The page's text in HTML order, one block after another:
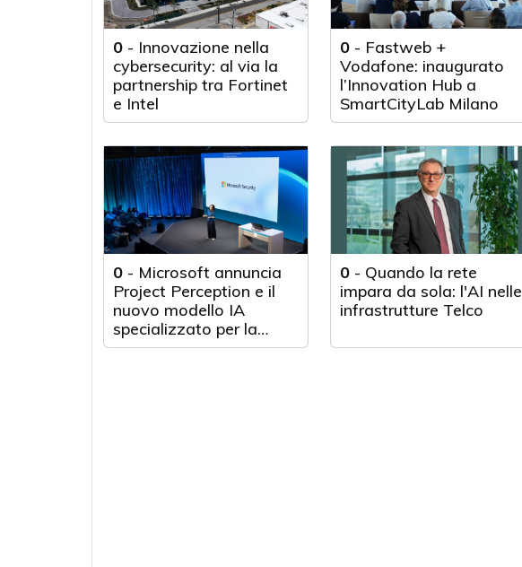
0 - Innovazione nella
cybersecurity: al via la
partnership tra Fortinet
e Intel
0- Fastweb +
Vodafone: inaugurato
l’Innovation Hub a
SmartCityLab Milano
0 - Microsoft annuncia
Project Perception e il
nuovo modello IA
specializzato per la
cybersecurity
0- Quando la rete
impara da sola: l'AI nelle
infrastrutture Telco